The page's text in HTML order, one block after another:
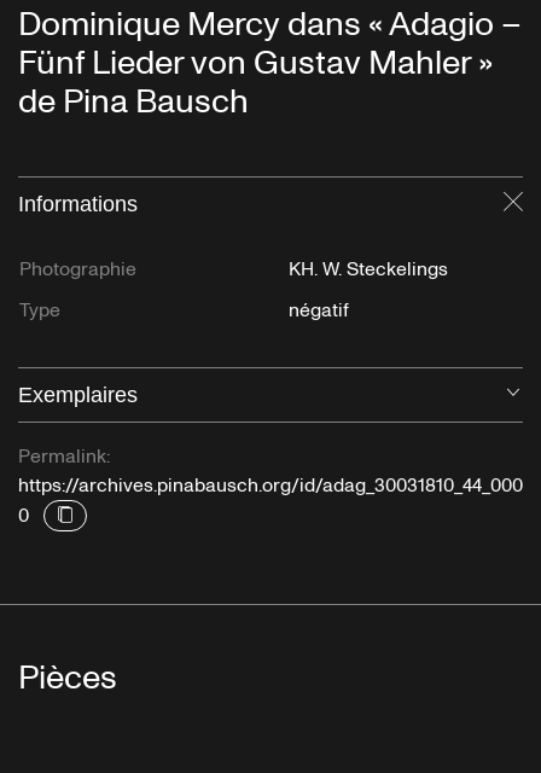
Dominique Mercy dans « Adagio –
Fünf Lieder von Gustav Mahler »
de Pina Bausch
Informations
Photographie
KH. W. Steckelings
Type
négatif
Exemplaires
Permalink:
https://archives.pinabausch.org/id/adag_30031810_44_000
0
Pièces